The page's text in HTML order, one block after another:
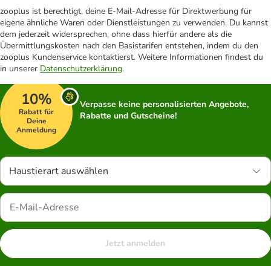
zooplus ist berechtigt, deine E-Mail-Adresse für Direktwerbung für
eigene ähnliche Waren oder Dienstleistungen zu verwenden. Du kannst
dem jederzeit widersprechen, ohne dass hierfür andere als die
Übermittlungskosten nach den Basistarifen entstehen, indem du den
zooplus Kundenservice kontaktierst. Weitere Informationen findest du
in unserer Datenschutzerklärung.
10%
Rabatt für
Deine
Anmeldung
Verpasse keine personalisierten Angebote,
Rabatte und Gutscheine!
Haustierart auswählen
Jetzt anmelden